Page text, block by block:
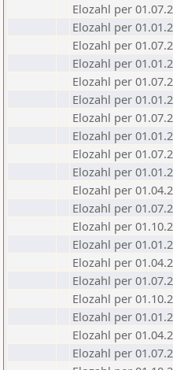
Elozahl per
Elozahl per
Elozahl per
Elozahl per
Elozahl per
Elozahl per
Elozahl per
Elozahl per
Elozahl per
Elozahl per
Elozahl per
Elozahl per
Elozahl per
Elozahl per
Elozahl per
Elozahl per
Elozahl per
Elozahl per
Elozahl per
Elozahl per